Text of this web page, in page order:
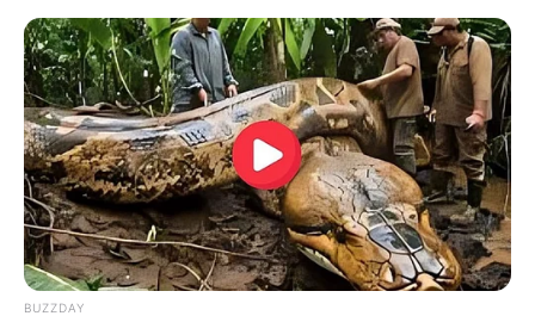
Preman Pensiun 9
Romansa Kampung
Dangdut
Cinta Di Ujung Sajadah Samuel
BUZZDAY